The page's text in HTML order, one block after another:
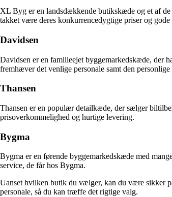
XL Byg er en landsdækkende butikskæde og et af
takket være deres konkurrencedygtige priser og gode
Davidsen
Davidsen er en familieejet byggemarkedskæde, der
fremhæver det venlige personale samt den
Thansen
Thansen er en populær detailkæde, der sælger
prisoverkommelighed og hurtige levering.
Bygma
Bygma er en førende byggemarkedskæde med
service, de får hos Bygma.
Uanset hvilken butik du vælger, kan du være sikker
personale, så du kan træffe det rigtige valg.